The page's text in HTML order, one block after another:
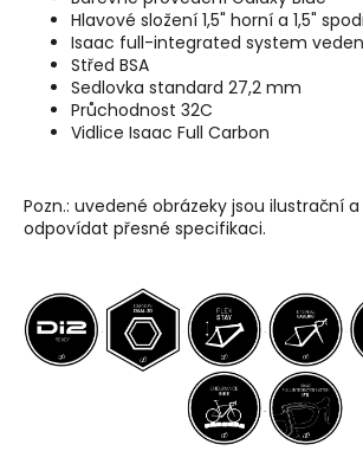
Hlavové složení 1,5" horní a 1,5"
Isaac full-integrated system
Střed BSA
Sedlovka standard 27,2 mm
Průchodnost 32C
Vidlice Isaac Full Carbon
Pozn.: uvedené obrázeky jsou ilustrační
odpovídat přesné specifikaci.